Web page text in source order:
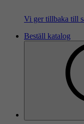
Vi ger tillbaka till
Beställ katalog